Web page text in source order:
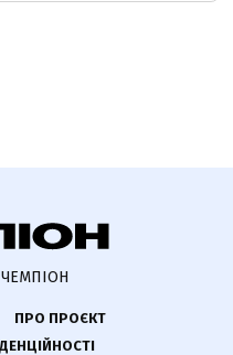
ПРО ПРОЄКТ